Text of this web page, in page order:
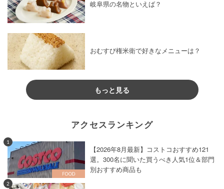
岐阜県の名物といえば？
おむすび権米衛で好きなメニューは？
もっと見る
アクセスランキング
1
【2026年8月最新】コストコおすすめ121
選。300名に聞いた買うべき人気1位＆部門
別おすすめ商品も
2